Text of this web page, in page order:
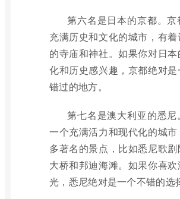
第六名是日本的京都。京
充满历史和文化的城市，有
的寺庙和神社。如果你对日
化和历史感兴趣，京都绝对
错过的地方。
第七名是澳大利亚的悉尼
一个充满活力和现代化的城
多著名的景点，比如悉尼歌
大桥和邦迪海滩。如果你喜
光，悉尼绝对是一个不错的选